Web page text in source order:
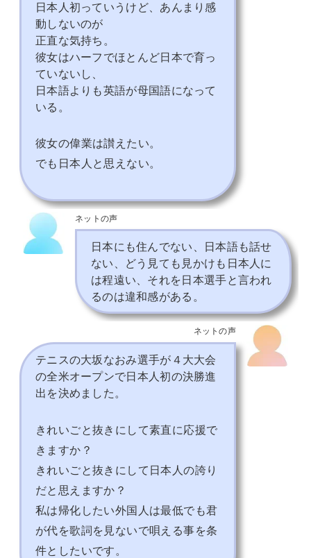
日本人初っていうけど、あんまり感
動しないのが
正直な気持ち。
彼女はハーフでほとんど日本で育っ
ていないし、
日本語よりも英語が母国語になって
いる。
彼女の偉業は讃えたい。
でも日本人と思えない。
ネットの声
日本にも住んでない、日本語も話せ
ない、どう見ても見かけも日本人に
は程遠い、それを日本選手と言われ
るのは違和感がある。
ネットの声
テニスの大坂なおみ選手が４大大会
の全米オープンで日本人初の決勝進
出を決めました。
きれいごと抜きにして素直に応援で
きますか？
きれいごと抜きにして日本人の誇り
だと思えますか？
私は帰化したい外国人は最低でも君
が代を歌詞を見ないで唄える事を条
件としたいです。